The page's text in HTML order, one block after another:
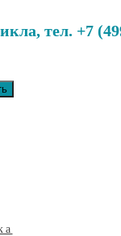
тел. +7